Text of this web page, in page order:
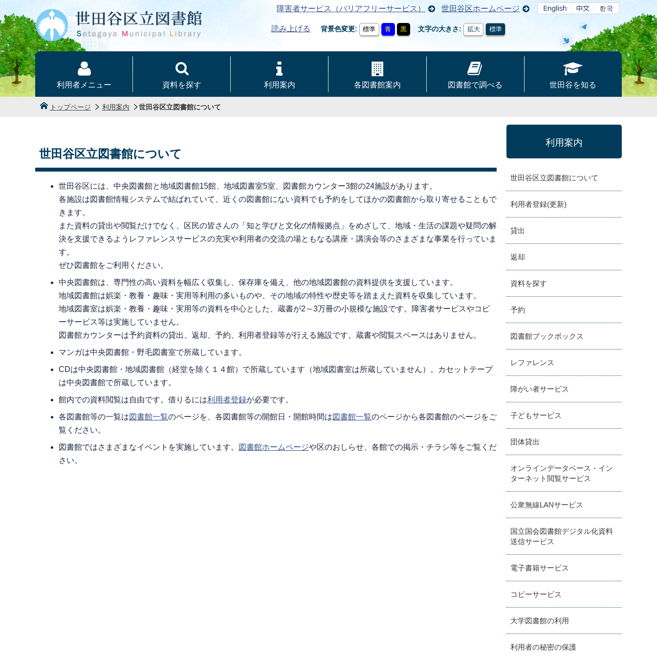
本文へ
障害者サービス（バリアフリーサービス） 世田谷区ホームページ
読み上げる 背景色変更 標準 青 黒 文字の大きさ 拡大 標準
利用者メニュー 資料を探す 利用案内 各図書館案内 図書館で調べる 世田谷を知る
トップページ 利用案内 世田谷区立図書館について
世田谷区立図書館について
世田谷区には、中央図書館と地域図書館15館、地域図書室5室、図書館カウンター3館の24施設があります。
各施設は図書館情報システムで結ばれていて、近くの図書館にない資料でも予約をしてほかの図書館から取り寄せることもで
きます。
また資料の貸出や閲覧だけでなく、区民の皆さんの「知と学びと文化の情報拠点」をめざして、地域・生活の課題や疑問の解
決を支援できるようレファレンスサービスの充実や利用者の交流の場ともなる講座・講演会等のさまざまな事業を行っていま
す。
ぜひ図書館をご利用ください。
中央図書館は、専門性の高い資料を幅広く収集し、保存庫を備え、他の地域図書館の資料提供を支援しています。
地域図書館は娯楽・教養・趣味・実用等利用の多いものや、その地域の特性や歴史等を踏まえた資料を収集しています。
地域図書室は娯楽・教養・趣味・実用等の資料を中心とした、蔵書が2～3万冊の小規模な施設です。障害者サービスやコピ
ーサービス等は実施していません。
図書館カウンターは予約資料の貸出、返却、予約、利用者登録等が行える施設です。蔵書や閲覧スペースはありません。
マンガは中央図書館・野毛図書室で所蔵しています。
CDは中央図書館・地域図書館（経堂を除く１４館）で所蔵しています（地域図書室は所蔵していません）。カセットテープ
は中央図書館で所蔵しています。
館内での資料閲覧は自由です。借りるには利用者登録が必要です。
各図書館等の一覧は図書館一覧のページを、各図書館等の開館日・開館時間は図書館一覧のページから各図書館のページをご
覧ください。
図書館ではさまざまなイベントを実施しています。 図書館ホームページや区のおしらせ、各館での掲示・チラシ等をご覧くだ
さい。
利用案内
世田谷区立図書館について
利用者登録(更新)
貸出
返却
資料を探す
予約
図書館ブックボックス
レファレンス
障がい者サービス
子どもサービス
団体貸出
オンラインデータベース・イン
ターネット閲覧サービス
公衆無線LANサービス
国立国会図書館デジタル化資料
送信サービス
電子書籍サービス
コピーサービス
大学図書館の利用
利用者の秘密の保護